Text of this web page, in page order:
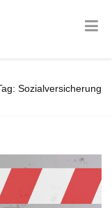
Sozialversicherung